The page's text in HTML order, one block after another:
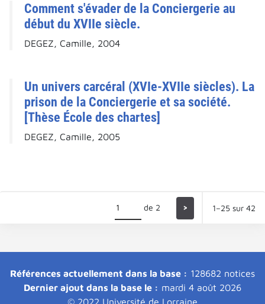
Comment s'évader de la Conciergerie au
début du XVIIe siècle.
DEGEZ, Camille, 2004
Un univers carcéral (XVIe-XVIIe siècles). La
prison de la Conciergerie et sa société.
[Thèse École des chartes]
DEGEZ, Camille, 2005
de 2 > 1–25 sur 42
Références actuellement dans la base : 128682 notices
Dernier ajout dans la base le : mardi 4 août 2026
© 2022 Université de Lorraine